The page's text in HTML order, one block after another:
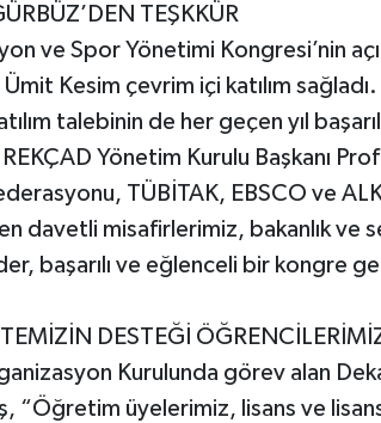
TEŞKKÜR
ve Spor Yönetimi Kongresi’nin
Ümit Kesim çevrim içi katılım
talebinin de her geçen yıl
Yönetim Kurulu Başkanı
TÜBİTAK, EBSCO ve
davetli misafirlerimiz, bakanlık ve
başarılı ve eğlenceli bir kongre
DESTEĞİ
Kurulunda görev alan
“Öğretim üyelerimiz, lisans ve